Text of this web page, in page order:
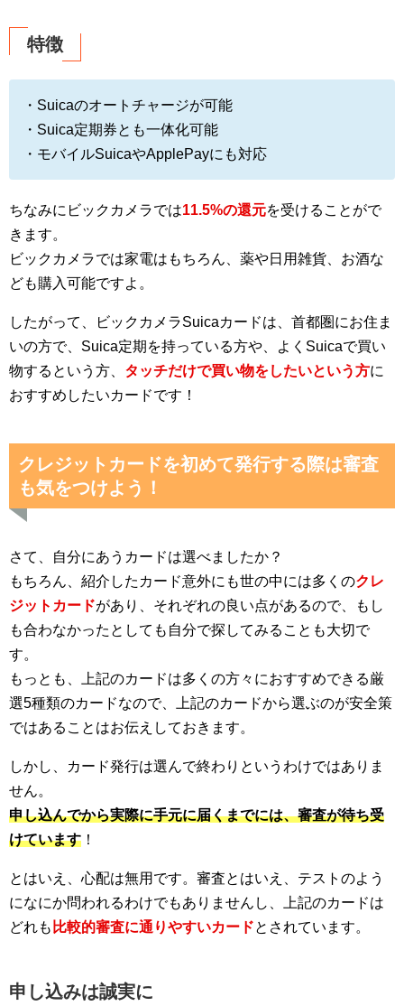
特徴
・Suicaのオートチャージが可能
・Suica定期券とも一体化可能
・モバイルSuicaやApplePayにも対応
ちなみにビックカメラでは11.5%の還元を受けることがで
きます。
ビックカメラでは家電はもちろん、薬や日用雑貨、お酒な
ども購入可能ですよ。
したがって、ビックカメラSuicaカードは、首都圏にお住ま
いの方で、Suica定期を持っている方や、よくSuicaで買い
物するという方、 タッチだけで買い物をしたいという方に
おすすめしたいカードです！
クレジットカードを初めて発行する際は審査
も気をつけよう！
さて、自分にあうカードは選べましたか？
もちろん、紹介したカード意外にも世の中には多くのクレ
ジットカードがあり、それぞれの良い点があるので、もし
も合わなかったとしても自分で探してみることも大切で
す。
もっとも、上記のカードは多くの方々におすすめできる厳
選5種類のカードなので、上記のカードから選ぶのが安全策
ではあることはお伝えしておきます。
しかし、カード発行は選んで終わりというわけではありま
せん。
申し込んでから実際に手元に届くまでには、審査が待ち受
けています ！
とはいえ、心配は無用です。審査とはいえ、テストのよう
になにか問われるわけでもありませんし、上記のカードは
どれも 比較的審査に通りやすいカードとされています。
申し込みは誠実に